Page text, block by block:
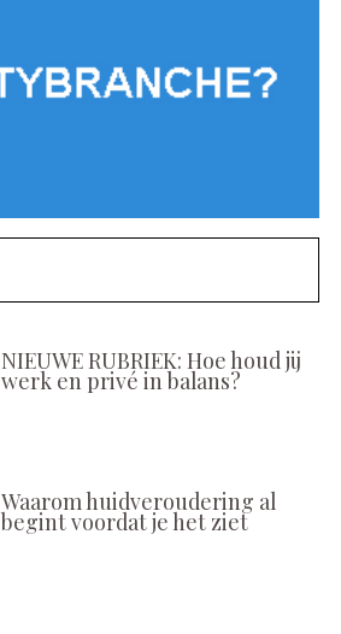
NIEUWE RUBRIEK: Hoe houd jij
werk en privé in balans?
Waarom huidveroudering al
begint voordat je het ziet